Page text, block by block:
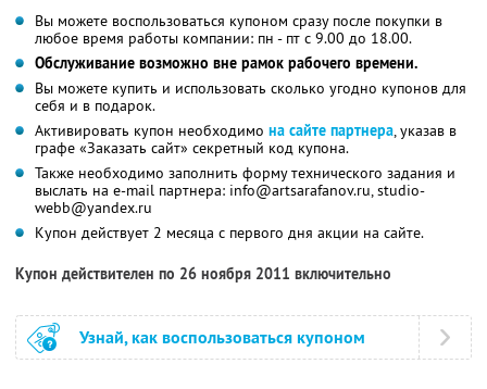
Вы можете воспользоваться купоном сразу после покупки в
любое время работы компании: пн - пт с 9.00 до 18.00.
Обслуживание возможно вне рамок рабочего времени.
Вы можете купить и использовать сколько угодно купонов для
себя и в подарок.
Активировать купон необходимо на сайте партнера, указав в
графе «Заказать сайт» секретный код купона.
Также необходимо заполнить форму технического задания и
выслать на e-mail партнера: info@artsarafanov.ru, studio-
webb@yandex.ru
Купон действует 2 месяца с первого дня акции на сайте.
Купон действителен по 26 ноября 2011 включительно
Узнай, как воспользоваться купоном